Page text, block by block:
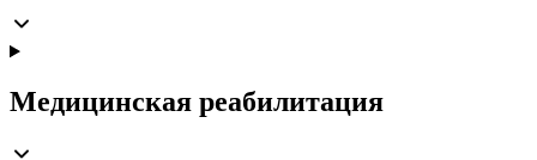
Медицинская реабилитация